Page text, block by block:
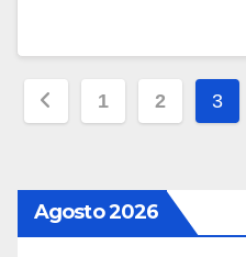
Paginación
entradas
1 2 3
Agosto 2026